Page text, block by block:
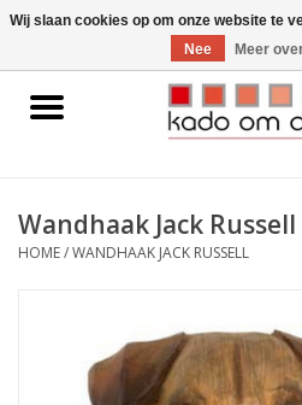
Home
Gadgets
Wandhaak Jack Russell
HOME/WANDHAAK JACK RUSSELL
Wij slaan cookies op om onze website te
Nee
Meer